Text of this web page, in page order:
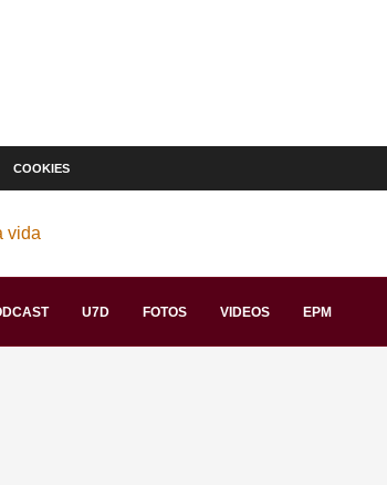
COOKIES
U7D FOTOS VIDEOS EPM